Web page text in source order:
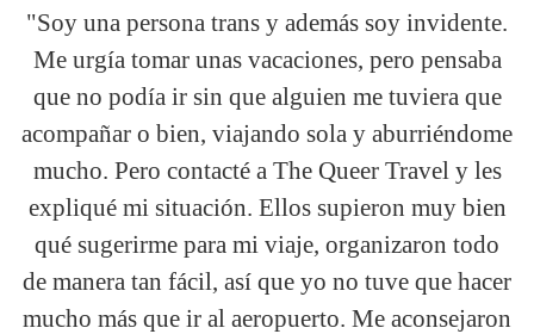
"Soy una persona trans y además soy invidente.
Me urgía tomar unas vacaciones, pero pensaba
que no podía ir sin que alguien me tuviera que
acompañar o bien, viajando sola y aburriéndome
mucho. Pero contacté a The Queer Travel y les
expliqué mi situación. Ellos supieron muy bien
qué sugerirme para mi viaje, organizaron todo
de manera tan fácil, así que yo no tuve que hacer
mucho más que ir al aeropuerto. Me aconsejaron